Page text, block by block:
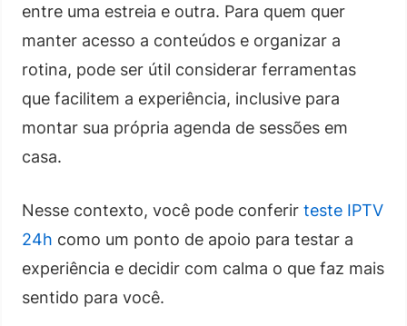
entre uma estreia e outra. Para quem quer
manter acesso a conteúdos e organizar a
rotina, pode ser útil considerar ferramentas
que facilitem a experiência, inclusive para
montar sua própria agenda de sessões em
casa.
Nesse contexto, você pode conferir teste IPTV
24h como um ponto de apoio para testar a
experiência e decidir com calma o que faz mais
sentido para você.